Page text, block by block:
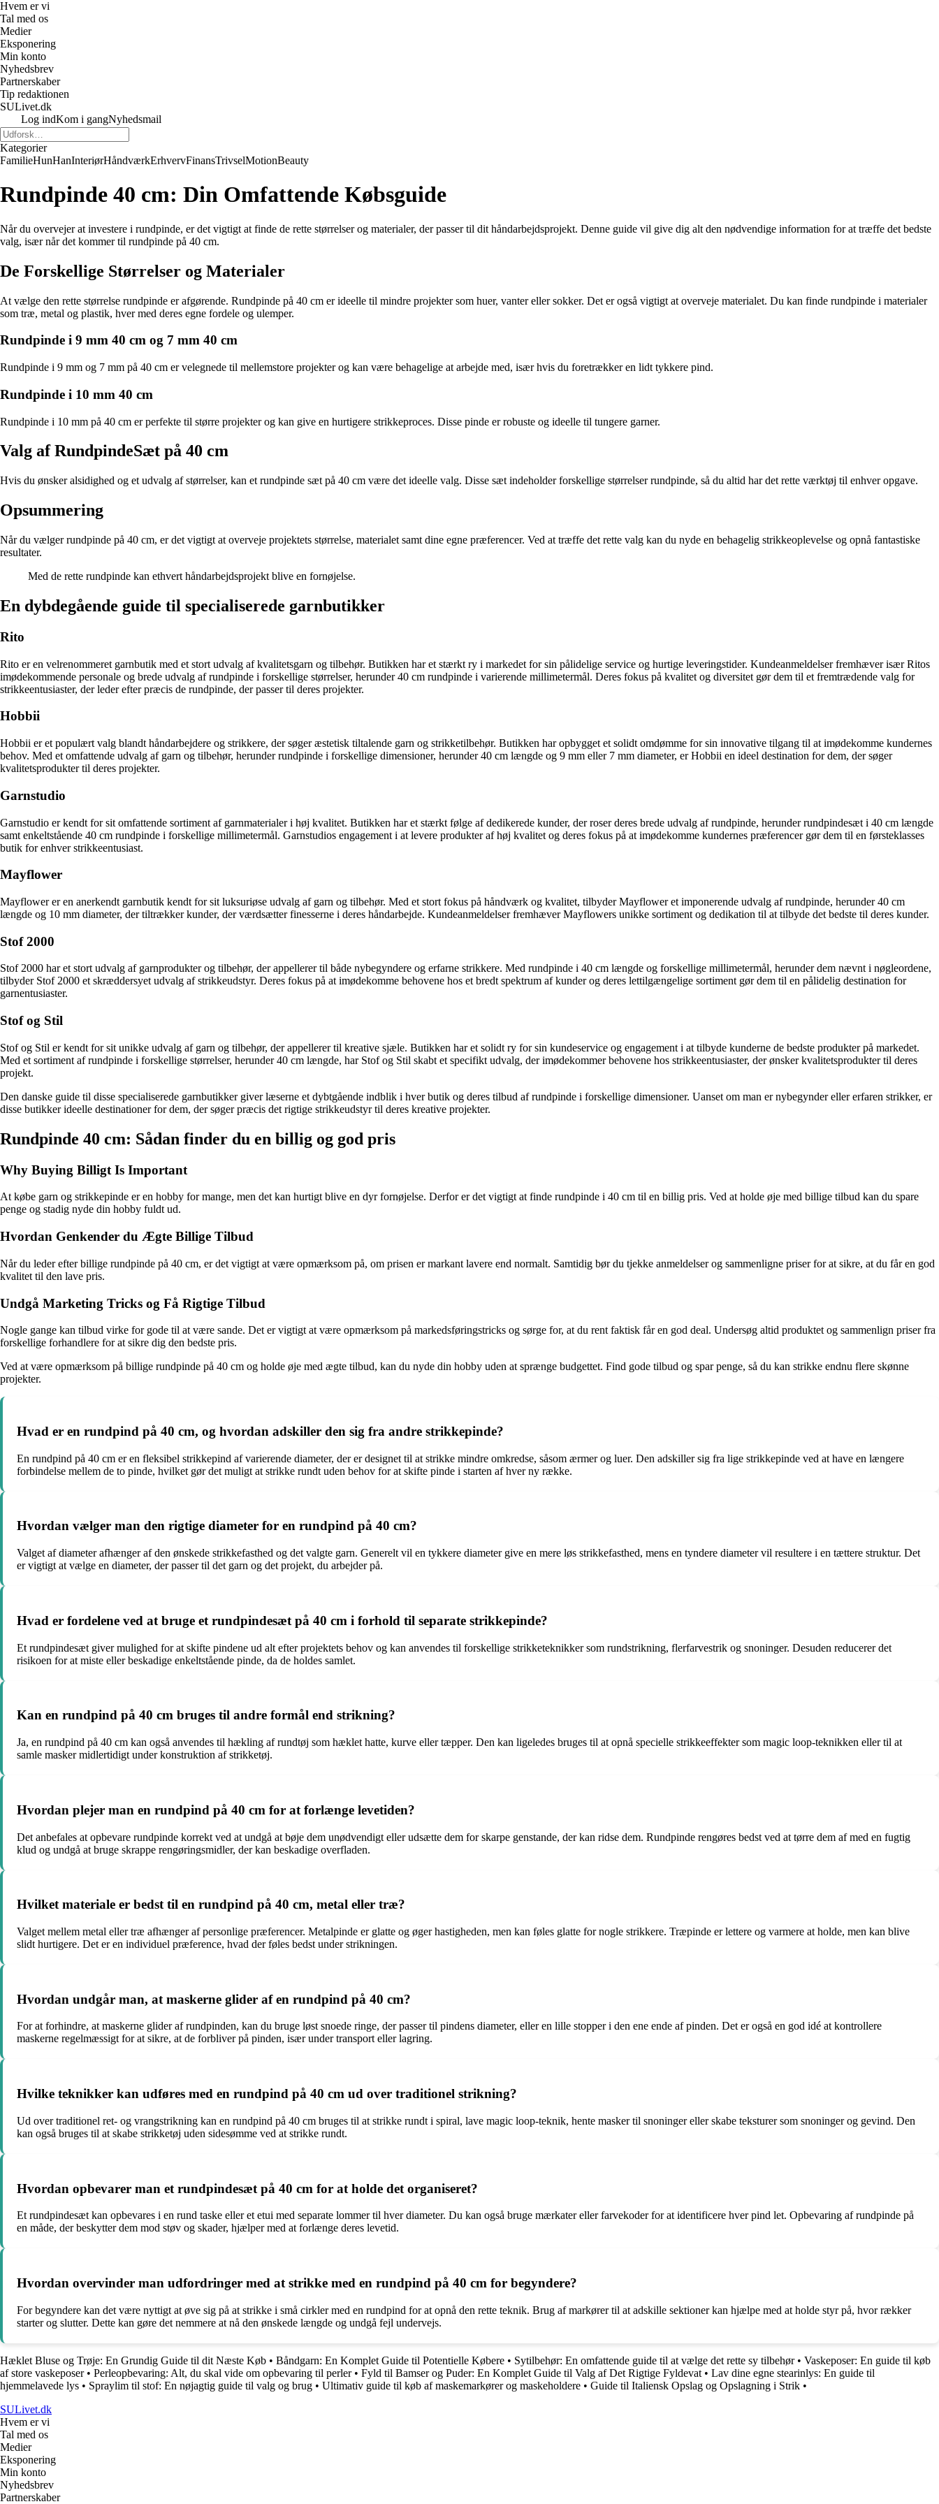
Hvem er vi
Tal med os
Medier
Eksponering
Min konto
Nyhedsbrev
Partnerskaber
Tip redaktionen
SULivet.dk
Log indKom i gangNyhedsmail
Kategorier
FamilieHunHanInteriørHåndværkErhvervFinansTrivselMotionBeauty
Rundpinde 40 cm: Din Omfattende Købsguide
Når du overvejer at investere i rundpinde, er det vigtigt at finde de rette størrelser og materialer, der passer til dit håndarbejdsprojekt. Denne guide vil give dig alt den nødvendige information for at træffe det bedste
valg, især når det kommer til rundpinde på 40 cm.
De Forskellige Størrelser og Materialer
At vælge den rette størrelse rundpinde er afgørende. Rundpinde på 40 cm er ideelle til mindre projekter som huer, vanter eller sokker. Det er også vigtigt at overveje materialet. Du kan finde rundpinde i materialer
som træ, metal og plastik, hver med deres egne fordele og ulemper.
Rundpinde i 9 mm 40 cm og 7 mm 40 cm
Rundpinde i 9 mm og 7 mm på 40 cm er velegnede til mellemstore projekter og kan være behagelige at arbejde med, især hvis du foretrækker en lidt tykkere pind.
Rundpinde i 10 mm 40 cm
Rundpinde i 10 mm på 40 cm er perfekte til større projekter og kan give en hurtigere strikkeproces. Disse pinde er robuste og ideelle til tungere garner.
Valg af RundpindeSæt på 40 cm
Hvis du ønsker alsidighed og et udvalg af størrelser, kan et rundpinde sæt på 40 cm være det ideelle valg. Disse sæt indeholder forskellige størrelser rundpinde, så du altid har det rette værktøj til enhver opgave.
Opsummering
Når du vælger rundpinde på 40 cm, er det vigtigt at overveje projektets størrelse, materialet samt dine egne præferencer. Ved at træffe det rette valg kan du nyde en behagelig strikkeoplevelse og opnå fantastiske
resultater.
Med de rette rundpinde kan ethvert håndarbejdsprojekt blive en fornøjelse.
En dybdegående guide til specialiserede garnbutikker
Rito
Rito er en velrenommeret garnbutik med et stort udvalg af kvalitetsgarn og tilbehør. Butikken har et stærkt ry i markedet for sin pålidelige service og hurtige leveringstider. Kundeanmeldelser fremhæver især Ritos
imødekommende personale og brede udvalg af rundpinde i forskellige størrelser, herunder 40 cm rundpinde i varierende millimetermål. Deres fokus på kvalitet og diversitet gør dem til et fremtrædende valg for
strikkeentusiaster, der leder efter præcis de rundpinde, der passer til deres projekter.
Hobbii
Hobbii er et populært valg blandt håndarbejdere og strikkere, der søger æstetisk tiltalende garn og strikketilbehør. Butikken har opbygget et solidt omdømme for sin innovative tilgang til at imødekomme kundernes
behov. Med et omfattende udvalg af garn og tilbehør, herunder rundpinde i forskellige dimensioner, herunder 40 cm længde og 9 mm eller 7 mm diameter, er Hobbii en ideel destination for dem, der søger
kvalitetsprodukter til deres projekter.
Garnstudio
Garnstudio er kendt for sit omfattende sortiment af garnmaterialer i høj kvalitet. Butikken har et stærkt følge af dedikerede kunder, der roser deres brede udvalg af rundpinde, herunder rundpindesæt i 40 cm længde
samt enkeltstående 40 cm rundpinde i forskellige millimetermål. Garnstudios engagement i at levere produkter af høj kvalitet og deres fokus på at imødekomme kundernes præferencer gør dem til en førsteklasses
butik for enhver strikkeentusiast.
Mayflower
Mayflower er en anerkendt garnbutik kendt for sit luksuriøse udvalg af garn og tilbehør. Med et stort fokus på håndværk og kvalitet, tilbyder Mayflower et imponerende udvalg af rundpinde, herunder 40 cm
længde og 10 mm diameter, der tiltrækker kunder, der værdsætter finesserne i deres håndarbejde. Kundeanmeldelser fremhæver Mayflowers unikke sortiment og dedikation til at tilbyde det bedste til deres kunder.
Stof 2000
Stof 2000 har et stort udvalg af garnprodukter og tilbehør, der appellerer til både nybegyndere og erfarne strikkere. Med rundpinde i 40 cm længde og forskellige millimetermål, herunder dem nævnt i nøgleordene,
tilbyder Stof 2000 et skræddersyet udvalg af strikkeudstyr. Deres fokus på at imødekomme behovene hos et bredt spektrum af kunder og deres lettilgængelige sortiment gør dem til en pålidelig destination for
garnentusiaster.
Stof og Stil
Stof og Stil er kendt for sit unikke udvalg af garn og tilbehør, der appellerer til kreative sjæle. Butikken har et solidt ry for sin kundeservice og engagement i at tilbyde kunderne de bedste produkter på markedet.
Med et sortiment af rundpinde i forskellige størrelser, herunder 40 cm længde, har Stof og Stil skabt et specifikt udvalg, der imødekommer behovene hos strikkeentusiaster, der ønsker kvalitetsprodukter til deres
projekt.
Den danske guide til disse specialiserede garnbutikker giver læserne et dybtgående indblik i hver butik og deres tilbud af rundpinde i forskellige dimensioner. Uanset om man er nybegynder eller erfaren strikker, er
disse butikker ideelle destinationer for dem, der søger præcis det rigtige strikkeudstyr til deres kreative projekter.
Rundpinde 40 cm: Sådan finder du en billig og god pris
Why Buying Billigt Is Important
At købe garn og strikkepinde er en hobby for mange, men det kan hurtigt blive en dyr fornøjelse. Derfor er det vigtigt at finde rundpinde i 40 cm til en billig pris. Ved at holde øje med billige tilbud kan du spare
penge og stadig nyde din hobby fuldt ud.
Hvordan Genkender du Ægte Billige Tilbud
Når du leder efter billige rundpinde på 40 cm, er det vigtigt at være opmærksom på, om prisen er markant lavere end normalt. Samtidig bør du tjekke anmeldelser og sammenligne priser for at sikre, at du får en god
kvalitet til den lave pris.
Undgå Marketing Tricks og Få Rigtige Tilbud
Nogle gange kan tilbud virke for gode til at være sande. Det er vigtigt at være opmærksom på markedsføringstricks og sørge for, at du rent faktisk får en god deal. Undersøg altid produktet og sammenlign priser fra
forskellige forhandlere for at sikre dig den bedste pris.
Ved at være opmærksom på billige rundpinde på 40 cm og holde øje med ægte tilbud, kan du nyde din hobby uden at sprænge budgettet. Find gode tilbud og spar penge, så du kan strikke endnu flere skønne
projekter.
Hvad er en rundpind på 40 cm, og hvordan adskiller den sig fra andre strikkepinde?
En rundpind på 40 cm er en fleksibel strikkepind af varierende diameter, der er designet til at strikke mindre omkredse, såsom ærmer og luer. Den adskiller sig fra lige strikkepinde ved at have en længere
forbindelse mellem de to pinde, hvilket gør det muligt at strikke rundt uden behov for at skifte pinde i starten af hver ny række.
Hvordan vælger man den rigtige diameter for en rundpind på 40 cm?
Valget af diameter afhænger af den ønskede strikkefasthed og det valgte garn. Generelt vil en tykkere diameter give en mere løs strikkefasthed, mens en tyndere diameter vil resultere i en tættere struktur. Det
er vigtigt at vælge en diameter, der passer til det garn og det projekt, du arbejder på.
Hvad er fordelene ved at bruge et rundpindesæt på 40 cm i forhold til separate strikkepinde?
Et rundpindesæt giver mulighed for at skifte pindene ud alt efter projektets behov og kan anvendes til forskellige strikketeknikker som rundstrikning, flerfarvestrik og snoninger. Desuden reducerer det
risikoen for at miste eller beskadige enkeltstående pinde, da de holdes samlet.
Kan en rundpind på 40 cm bruges til andre formål end strikning?
Ja, en rundpind på 40 cm kan også anvendes til hækling af rundtøj som hæklet hatte, kurve eller tæpper. Den kan ligeledes bruges til at opnå specielle strikkeeffekter som magic loop-teknikken eller til at
samle masker midlertidigt under konstruktion af strikketøj.
Hvordan plejer man en rundpind på 40 cm for at forlænge levetiden?
Det anbefales at opbevare rundpinde korrekt ved at undgå at bøje dem unødvendigt eller udsætte dem for skarpe genstande, der kan ridse dem. Rundpinde rengøres bedst ved at tørre dem af med en fugtig
klud og undgå at bruge skrappe rengøringsmidler, der kan beskadige overfladen.
Hvilket materiale er bedst til en rundpind på 40 cm, metal eller træ?
Valget mellem metal eller træ afhænger af personlige præferencer. Metalpinde er glatte og øger hastigheden, men kan føles glatte for nogle strikkere. Træpinde er lettere og varmere at holde, men kan blive
slidt hurtigere. Det er en individuel præference, hvad der føles bedst under strikningen.
Hvordan undgår man, at maskerne glider af en rundpind på 40 cm?
For at forhindre, at maskerne glider af rundpinden, kan du bruge løst snoede ringe, der passer til pindens diameter, eller en lille stopper i den ene ende af pinden. Det er også en god idé at kontrollere
maskerne regelmæssigt for at sikre, at de forbliver på pinden, især under transport eller lagring.
Hvilke teknikker kan udføres med en rundpind på 40 cm ud over traditionel strikning?
Ud over traditionel ret- og vrangstrikning kan en rundpind på 40 cm bruges til at strikke rundt i spiral, lave magic loop-teknik, hente masker til snoninger eller skabe teksturer som snoninger og gevind. Den
kan også bruges til at skabe strikketøj uden sidesømme ved at strikke rundt.
Hvordan opbevarer man et rundpindesæt på 40 cm for at holde det organiseret?
Et rundpindesæt kan opbevares i en rund taske eller et etui med separate lommer til hver diameter. Du kan også bruge mærkater eller farvekoder for at identificere hver pind let. Opbevaring af rundpinde på
en måde, der beskytter dem mod støv og skader, hjælper med at forlænge deres levetid.
Hvordan overvinder man udfordringer med at strikke med en rundpind på 40 cm for begyndere?
For begyndere kan det være nyttigt at øve sig på at strikke i små cirkler med en rundpind for at opnå den rette teknik. Brug af markører til at adskille sektioner kan hjælpe med at holde styr på, hvor rækker
starter og slutter. Dette kan gøre det nemmere at nå den ønskede længde og undgå fejl undervejs.
Hæklet Bluse og Trøje: En Grundig Guide til dit Næste Køb • Båndgarn: En Komplet Guide til Potentielle Købere • Sytilbehør: En omfattende guide til at vælge det rette sy tilbehør• Vaskeposer: En guide til køb
af store vaskeposer• Perleopbevaring: Alt, du skal vide om opbevaring til perler• Fyld til Bamser og Puder: En Komplet Guide til Valg af Det Rigtige Fyldevat • Lav dine egne stearinlys: En guide til
hjemmelavede lys • Spraylim til stof: En nøjagtig guide til valg og brug • Ultimativ guide til køb af maskemarkører og maskeholdere • Guide til Italiensk Opslag og Opslagning i Strik •
SULivet.dk
Hvem er vi
Tal med os
Medier
Eksponering
Min konto
Nyhedsbrev
Partnerskaber